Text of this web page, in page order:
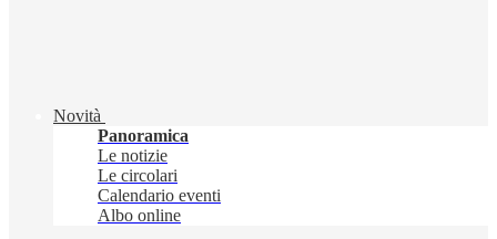
Novità
Panoramica
Le notizie
Le circolari
Calendario eventi
Albo online